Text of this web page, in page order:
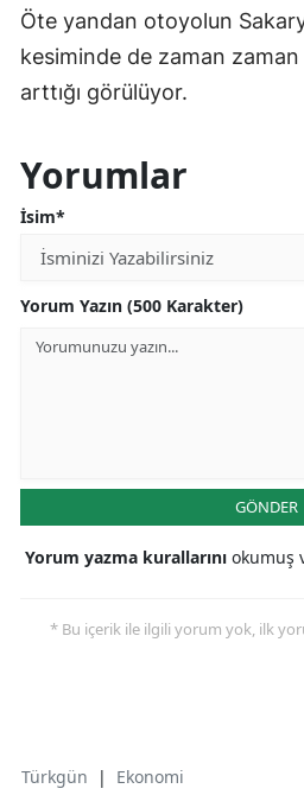
Öte yandan otoyolun
kesiminde de zaman
arttığı görülüyor.
Yorumlar
İsim*
Yorum Yazın (500 Karakter)
GÖNDER
Yorum yazma kurallarını okumuş
* Bu içerik ile ilgili yorum yok, ilk
Türkgün | Ekonomi